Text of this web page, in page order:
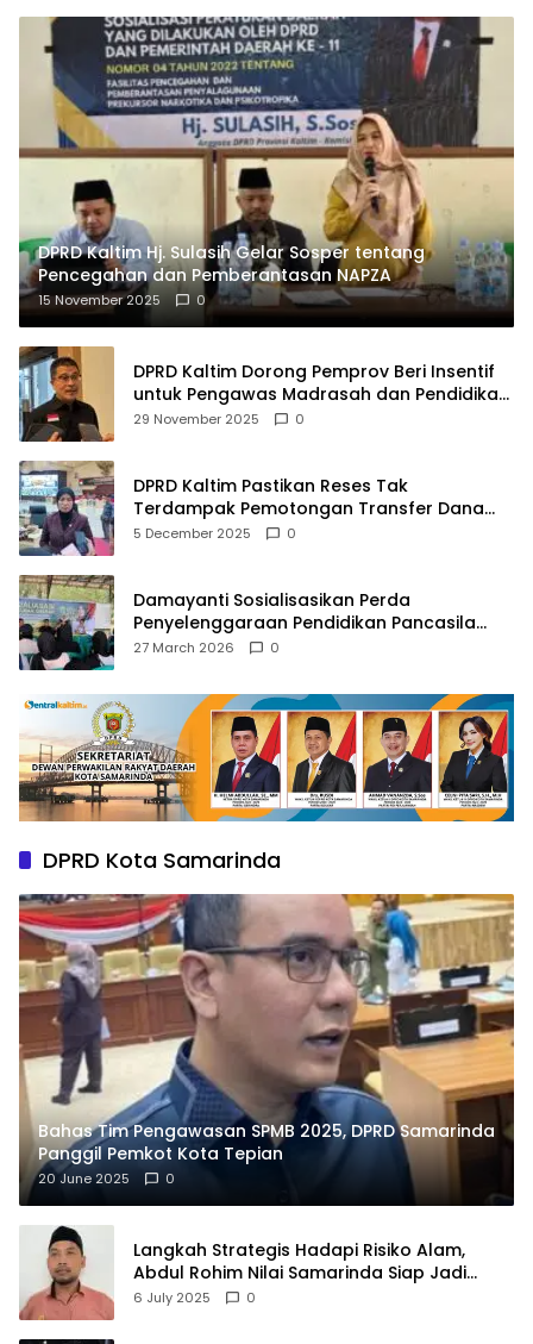
DPRD Kaltim Hj. Sulasih Gelar Sosper tentang
Pencegahan dan Pemberantasan NAPZA
15 November 2025 0
DPRD Kaltim Dorong Pemprov Beri Insentif
untuk Pengawas Madrasah dan Pendidikan
Agama
29 November 2025 0
DPRD Kaltim Pastikan Reses Tak
Terdampak Pemotongan Transfer Dana
Pusat
5 December 2025 0
Damayanti Sosialisasikan Perda
Penyelenggaraan Pendidikan Pancasila
dan Wawasan Kebangsaan
27 March 2026 0
DPRD Kota Samarinda
Bahas Tim Pengawasan SPMB 2025, DPRD Samarinda
Panggil Pemkot Kota Tepian
20 June 2025 0
Langkah Strategis Hadapi Risiko Alam,
Abdul Rohim Nilai Samarinda Siap Jadi
Pusat Logistik Bencana Kalimantan
6 July 2025 0